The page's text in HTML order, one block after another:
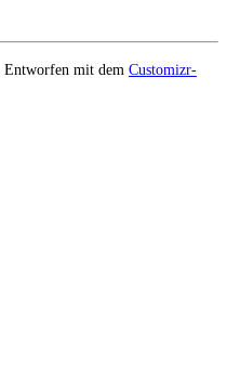
Entworfen mit dem Customizr-